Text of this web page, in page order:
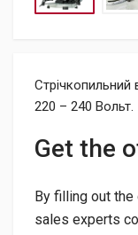
Стрічкопильний
220 – 240 Вольт.
Get the
By filling out
sales experts